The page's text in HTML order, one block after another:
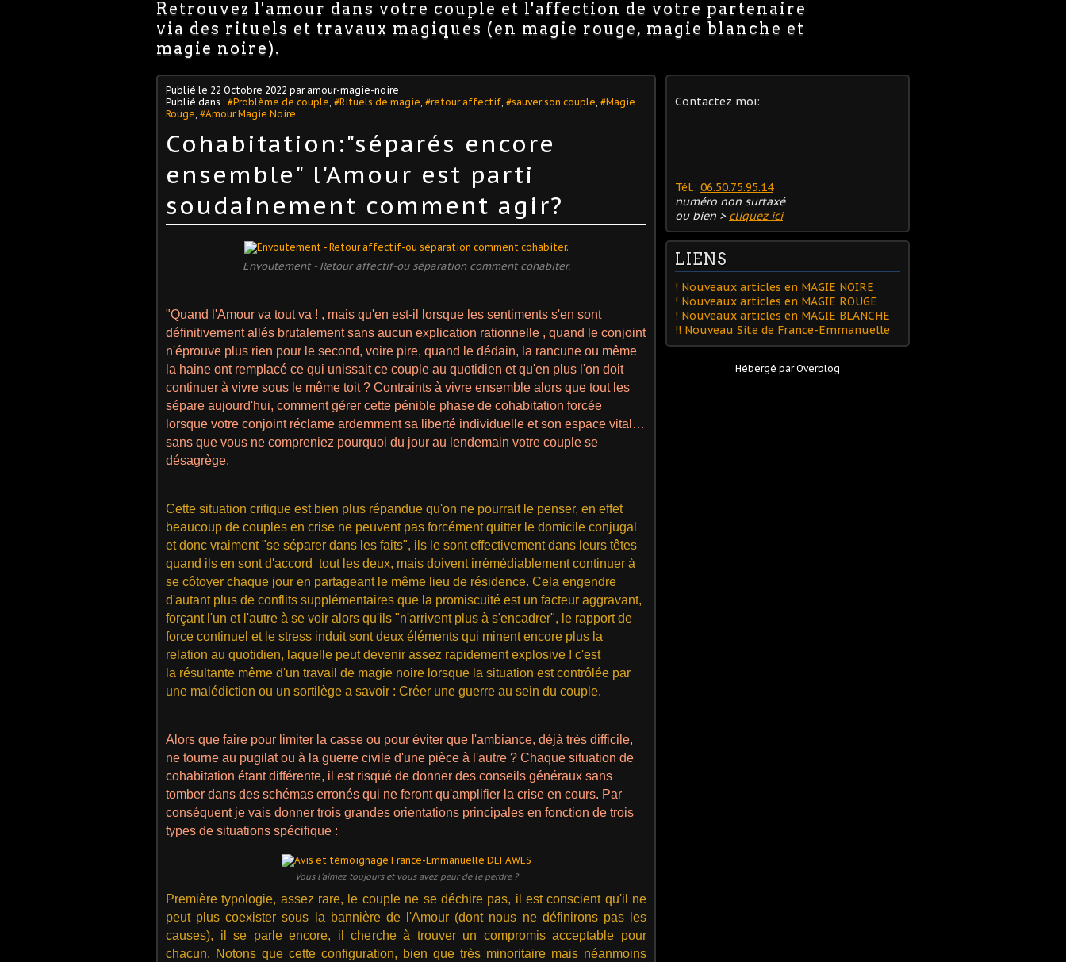
Retrouvez l'amour dans votre couple et l'affection de votre partenaire
via des rituels et travaux magiques (en magie rouge, magie blanche et
magie noire).
Publié le 22 Octobre 2022 par amour-magie-noire
Publié dans : #Problème de couple #Rituels de magie #retour affectif #sauver son couple #Magie
Rouge #Amour Magie Noire
Cohabitation:"séparés encore
ensemble" l'Amour est parti
soudainement comment agir?
Envoutement - Retour affectif-ou séparation comment cohabiter.
"Quand l'Amour va tout va ! , mais qu'en est-il lorsque les sentiments s'en sont
définitivement allés brutalement sans aucun explication rationnelle , quand le conjoint
n'éprouve plus rien pour le second, voire pire, quand le dédain, la rancune ou même
la haine ont remplacé ce qui unissait ce couple au quotidien et qu'en plus l'on doit
continuer à vivre sous le même toit ? Contraints à vivre ensemble alors que tout les
sépare aujourd'hui, comment gérer cette pénible phase de cohabitation forcée
lorsque votre conjoint réclame ardemment sa liberté individuelle et son espace vital…
sans que vous ne compreniez pourquoi du jour au lendemain votre couple se
désagrège.
Cette situation critique est bien plus répandue qu'on ne pourrait le penser, en effet
beaucoup de couples en crise ne peuvent pas forcément quitter le domicile conjugal
et donc vraiment "se séparer dans les faits", ils le sont effectivement dans leurs têtes
quand ils en sont d'accord tout les deux, mais doivent irrémédiablement continuer à
se côtoyer chaque jour en partageant le même lieu de résidence. Cela engendre
d'autant plus de conflits supplémentaires que la promiscuité est un facteur aggravant,
forçant l'un et l'autre à se voir alors qu'ils "n'arrivent plus à s'encadrer", le rapport de
force continuel et le stress induit sont deux éléments qui minent encore plus la
relation au quotidien, laquelle peut devenir assez rapidement explosive ! c'est
la résultante même d'un travail de magie noire lorsque la situation est contrôlée par
une malédiction ou un sortilège a savoir : Créer une guerre au sein du couple.
Alors que faire pour limiter la casse ou pour éviter que l'ambiance, déjà très difficile,
ne tourne au pugilat ou à la guerre civile d'une pièce à l'autre ? Chaque situation de
cohabitation étant différente, il est risqué de donner des conseils généraux sans
tomber dans des schémas erronés qui ne feront qu'amplifier la crise en cours. Par
conséquent je vais donner trois grandes orientations principales en fonction de trois
types de situations spécifique :
Vous l'aimez toujours et vous avez peur de le perdre ?
Première typologie, assez rare, le couple ne se déchire pas, il est conscient qu'il ne
peut plus coexister sous la bannière de l'Amour (dont nous ne définirons pas les
causes), il se parle encore, il cherche à trouver un compromis acceptable pour
chacun. Notons que cette configuration, bien que très minoritaire mais néanmoins
Contactez moi:
Tél.: 06.50.75.95.14
numéro non surtaxé
ou bien > cliquez ici
LIENS
! Nouveaux articles en MAGIE NOIRE
! Nouveaux articles en MAGIE ROUGE
! Nouveaux articles en MAGIE BLANCHE
!! Nouveau Site de France-Emmanuelle
Hébergé parOverblog